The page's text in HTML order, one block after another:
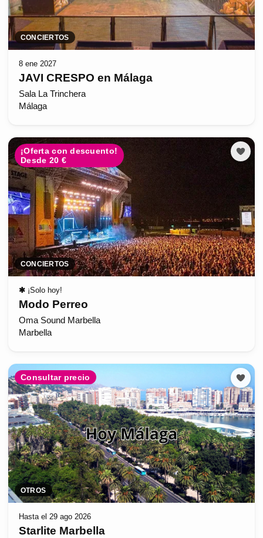
CONCIERTOS
8 ene 2027
JAVI CRESPO en Málaga
Sala La Trinchera
Málaga
¡Oferta con descuento!
Desde 20 €
CONCIERTOS
✱ ¡Solo hoy!
Modo Perreo
Oma Sound Marbella
Marbella
Consultar precio
OTROS
Hasta el 29 ago 2026
Starlite Marbella